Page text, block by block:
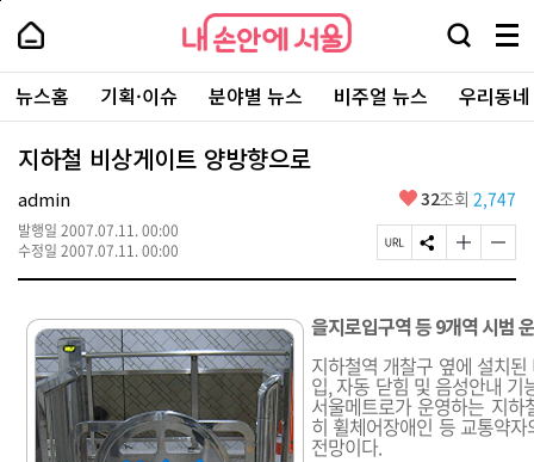
본
로
가
내
손
안
에
서
울
-
서
울
시
대
표
소
포
털
내
손
에
울
검
창
열
기
메
뉴
전
체
보
주
요
서
뉴스홈 기획·이슈 분야별 뉴스 비주얼 뉴스 우리동
지하철 비상게이트 양방향으로
admin
발행일 2007.07.11. 00:00
수정일 2007.07.11. 00:00
좋
요
32조회 2,747
페
이
U
R
L
복
사
S
N
공
유
하
기
글
자
기
크
게
변
경
하
기
글
자
기
작
게
변
경
하
기
을지로입구역 등 9개역 시범
지하철역 개찰구 옆에 설치
입, 자동 닫힘 및 음성안내 기
서울메트로가 운영하는 지
히 휠체어장애인 등 교통약
전망이다.
페
상
단
로